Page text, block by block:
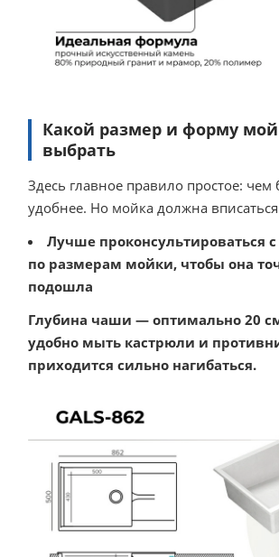
Какой размер и форму
выбрать
Здесь главное правило простое:
удобнее. Но мойка должна
Лучше проконсультироваться
по размерам мойки, чтобы она
подошла
Глубина чаши — оптимально 20
удобно мыть кастрюли и
приходится сильно нагибаться.